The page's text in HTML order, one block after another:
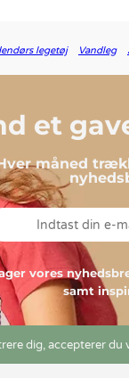
legetøj Vandleg
et
måned
vores
samt
dig, accepterer du